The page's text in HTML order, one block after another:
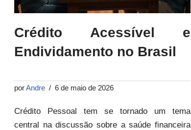
Crédito Acessível e
Endividamento no Brasil
porAndre 6 de maio de 2026
Crédito Pessoal tem se tornado um tema
central na discussão sobre a saúde financeira